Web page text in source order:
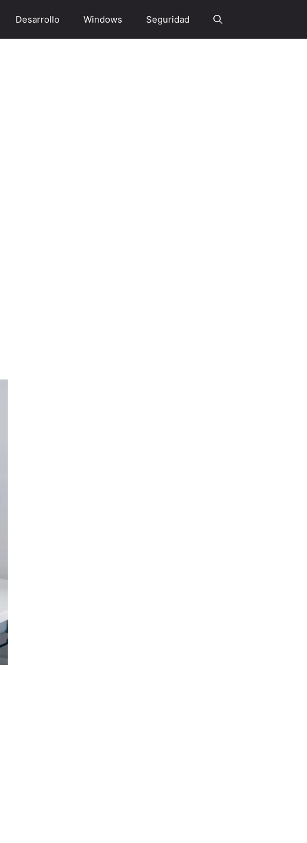
Desarrollo Windows Seguridad